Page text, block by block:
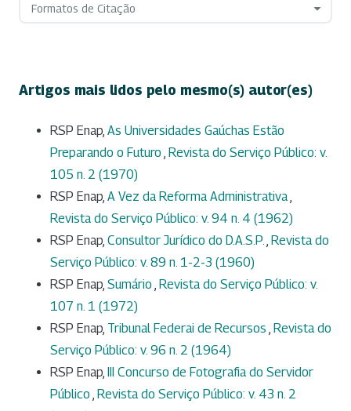
Formatos de Citação
Artigos mais lidos pelo mesmo(s) autor(es)
RSP Enap, As Universidades Gaúchas Estão
Preparando o Futuro Revista do Serviço Público: v.
105 n. 2 (1970)
RSP Enap, A Vez da Reforma Administrativa
Revista do Serviço Público: v. 94 n. 4 (1962)
RSP Enap, Consultor Jurídico do D.A.S.P. Revista do
Serviço Público: v. 89 n. 1-2-3 (1960)
RSP Enap, Sumário Revista do Serviço Público: v.
107 n. 1 (1972)
RSP Enap, Tribunal Federai de Recursos Revista do
Serviço Público: v. 96 n. 2 (1964)
RSP Enap, III Concurso de Fotografia do Servidor
Público Revista do Serviço Público: v. 43 n. 2